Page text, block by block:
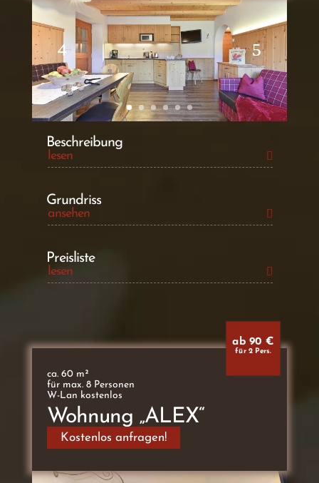
Beschreibung
lesen
Grundriss
ansehen
Preisliste
lesen
ab 90 €
für 2 Pers.
ca. 60 m²
für max. 8 Personen
W-Lan kostenlos
Wohnung „ALEX“
Kostenlos anfragen!